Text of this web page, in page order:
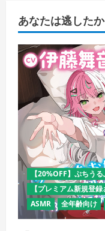
あなたは逃した
【20%OFF】ぷちう
【プレミアム新規登
ASMR
全年齢向け